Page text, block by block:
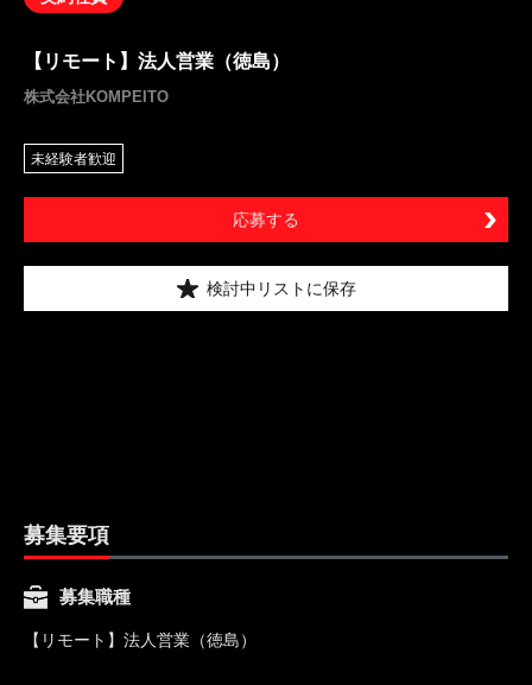
【リモート】法人営業（徳島）
株式会社KOMPEITO
未経験者歓迎
応募する
検討中リストに保存
募集要項
募集職種
【リモート】法人営業（徳島）